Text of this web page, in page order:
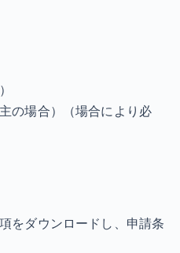
の場合）
（場合により必
をダウンロードし、申請条